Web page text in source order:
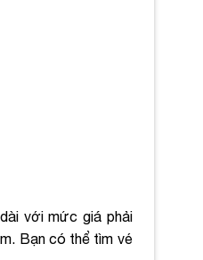
với mức giá phải
Bạn có thể tìm vé